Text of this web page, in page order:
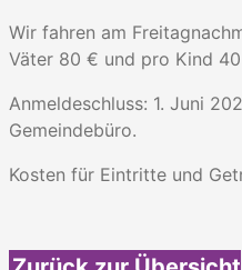
Wir fahren am
Väter 80 € und pro Kind
Anmeldeschluss: 1. Juni
Gemeindebüro.
Kosten für Eintritte und